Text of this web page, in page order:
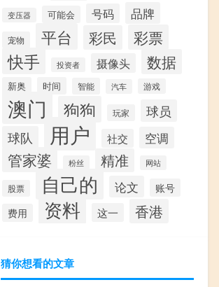
变压器 可能会 号码 品牌
宠物 平台 彩民 彩票
快手 投资者 摄像头 数据
新奥 时间 智能 汽车 游戏
澳门 狗狗 玩家
球员
球队
用户 社交 空调
管家婆 粉丝 精准 网站
股票 自己的 论文
账号
费用
资料 这一 香港
猜你想看的文章